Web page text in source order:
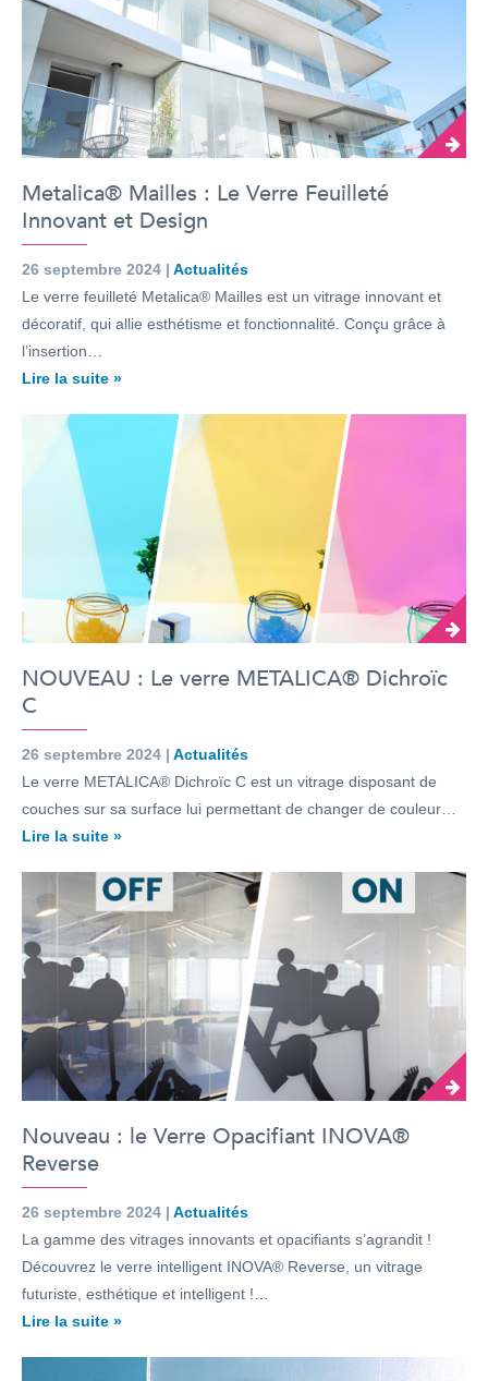
Metalica® Mailles : Le Verre Feuilleté
Innovant et Design
26 septembre 2024 | Actualités
Le verre feuilleté Metalica® Mailles est un vitrage innovant et
décoratif, qui allie esthétisme et fonctionnalité. Conçu grâce à
l’insertion…
Lire la suite »
NOUVEAU : Le verre METALICA® Dichroïc
C
26 septembre 2024 | Actualités
Le verre METALICA® Dichroïc C est un vitrage disposant de
couches sur sa surface lui permettant de changer de couleur…
Lire la suite »
Nouveau : le Verre Opacifiant INOVA®
Reverse
26 septembre 2024 | Actualités
La gamme des vitrages innovants et opacifiants s’agrandit !
Découvrez le verre intelligent INOVA® Reverse, un vitrage
futuriste, esthétique et intelligent !…
Lire la suite »